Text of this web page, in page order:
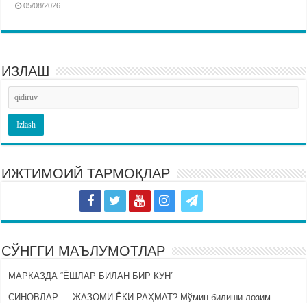
05/08/2026
ИЗЛАШ
ИЖТИМОИЙ ТАРМОҚЛАР
СЎНГГИ МАЪЛУМОТЛАР
МАРКАЗДА “ЁШЛАР БИЛАН БИР КУН”
СИНОВЛАР — ЖАЗОМИ ЁКИ РАҲМАТ? Мўмин билиши лозим